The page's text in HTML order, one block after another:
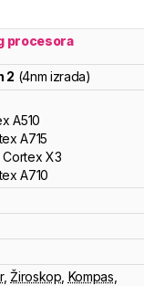
procesora
2 (4nm izrada)
A510
A715
Cortex X3
A710
,Žiroskop Kompas